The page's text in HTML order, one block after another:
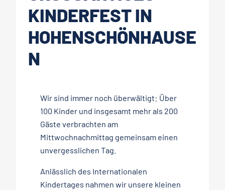
INDERFEST IN H
OHENSCHÖNHAUSEN
Wir sind immer noch überwältigt: Über
100 Kinder und insgesamt mehr als 200
Gäste verbrachten am
Mittwochnachmittag gemeinsam einen
unvergesslichen Tag.
Anlässlich des Internationalen
Kindertages nahmen wir unsere kleinen